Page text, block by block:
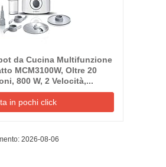
da Cucina Multifunzione
MCM3100W, Oltre 20
800 W, 2 Velocità,...
in pochi click
2026-08-06